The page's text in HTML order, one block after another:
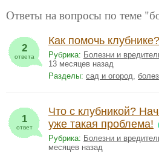
Ответы на вопросы по теме
2
ответа
Как помочь клубнике?
Рубрика: Болезни и
13 месяцев назад
Разделы: сад и огород,
1
ответ
Что с клубникой?
уже такая проблема!
Рубрика: Болезни и
месяцев назад